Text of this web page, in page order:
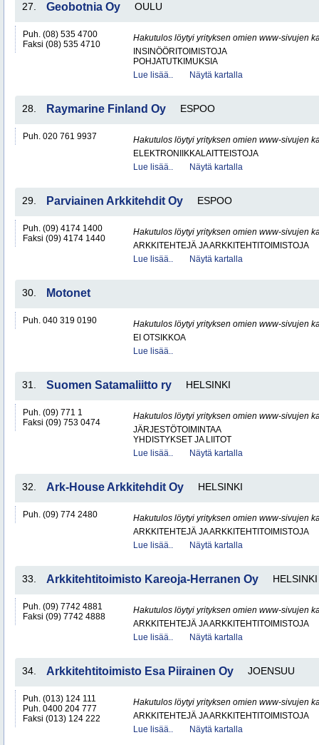
27. Geobotnia Oy OULU
Puh. (08) 535 4700
Faksi (08) 535 4710
Hakutulos löytyi yrityksen omien www-sivujen
INSINÖÖRITOIMISTOJA
POHJATUTKIMUKSIA
Lue lisää..
Näytä kartalla
28. Raymarine Finland Oy ESPOO
Puh. 020 761 9937
Hakutulos löytyi yrityksen omien www-sivujen
ELEKTRONIIKKALAITTEISTOJA
Lue lisää..
Näytä kartalla
29. Parviainen Arkkitehdit Oy ESPOO
Puh. (09) 4174 1400
Faksi (09) 4174 1440
Hakutulos löytyi yrityksen omien www-sivujen
ARKKITEHTEJÄ JA ARKKITEHTITOIMISTOJA
Lue lisää..
Näytä kartalla
30. Motonet
Puh. 040 319 0190
Hakutulos löytyi yrityksen omien www-sivujen
EI OTSIKKOA
Lue lisää..
31. Suomen Satamaliitto ry HELSINKI
Puh. (09) 771 1
Faksi (09) 753 0474
Hakutulos löytyi yrityksen omien www-sivujen
JÄRJESTÖTOIMINTAA
YHDISTYKSET JA LIITOT
Lue lisää..
Näytä kartalla
32. Ark-House Arkkitehdit Oy HELSINKI
Puh. (09) 774 2480
Hakutulos löytyi yrityksen omien www-sivujen
ARKKITEHTEJÄ JA ARKKITEHTITOIMISTOJA
Lue lisää..
Näytä kartalla
33. Arkkitehtitoimisto Kareoja-Herranen Oy HELSINKI
Puh. (09) 7742 4881
Faksi (09) 7742 4888
Hakutulos löytyi yrityksen omien www-sivujen
ARKKITEHTEJÄ JA ARKKITEHTITOIMISTOJA
Lue lisää..
Näytä kartalla
34. Arkkitehtitoimisto Esa Piirainen Oy JOENSUU
Puh. (013) 124 111
Puh. 0400 204 777
Faksi (013) 124 222
Hakutulos löytyi yrityksen omien www-sivujen
ARKKITEHTEJÄ JA ARKKITEHTITOIMISTOJA
Lue lisää..
Näytä kartalla